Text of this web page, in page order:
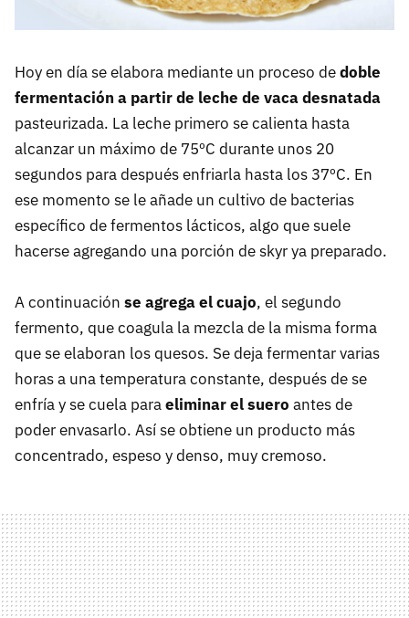
Hoy en día se elabora mediante un proceso dedoble
fermentación a partir de leche de vaca desnatada
pasteurizada. La leche primero se calienta hasta
alcanzar un máximo de 75ºC durante unos 20
segundos para después enfriarla hasta los 37ºC. En
ese momento se le añade un cultivo de bacterias
específico de fermentos lácticos, algo que suele
hacerse agregando una porción de skyr ya preparado.
A continuación se agrega el cuajo, el segundo
fermento, que coagula la mezcla de la misma forma
que se elaboran los quesos. Se deja fermentar varias
horas a una temperatura constante, después de se
enfría y se cuela paraeliminar el suero antes de
poder envasarlo. Así se obtiene un producto más
concentrado, espeso y denso, muy cremoso.